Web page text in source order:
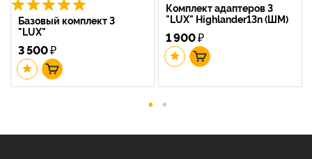
Базовый комплект 3
"LUX"
3 500₽
Комплект адаптеров 3
"LUX" Highlander13n (ШМ)
1 900₽